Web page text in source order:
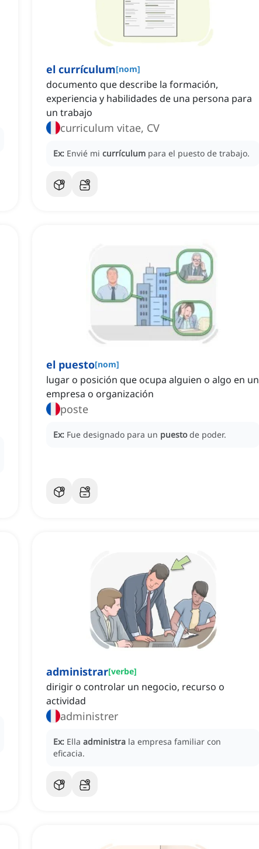
el currículum[nom]
documento que describe la formación,
experiencia y habilidades de una persona para
un trabajo
curriculum vitae, CV
Ex: Envié mi currículum para el puesto de trabajo.
el puesto[nom]
lugar o posición que ocupa alguien o algo en un
empresa o organización
poste
Ex: Fue designado para un puesto de poder.
administrar[verbe]
dirigir o controlar un negocio, recurso o
actividad
administrer
Ex: Ella administra la empresa familiar con
eficacia.